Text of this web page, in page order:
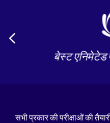
बेस्ट एनिमेटेड
सभी प्रकार की परीक्षाओं की